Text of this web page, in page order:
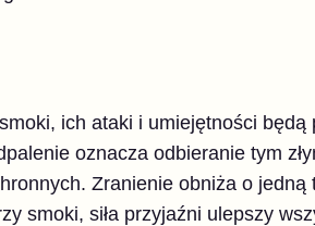
ich ataki i umiejętności
oznacza odbieranie tym
Zranienie obniża o
smoki, siła przyjaźni ulepszy